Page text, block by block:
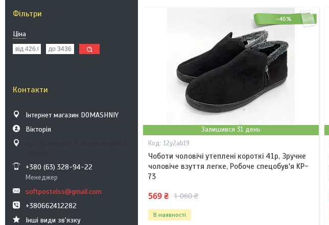
Фільтри
Ціна
Контакти
Інтернет магазин DOMASHNIY
Вікторія
+380 (63) 328-94-22
Менеджер
softpostelss@gmail.com
+380662412282
Інші види зв'язку
–46%
Залишився 31 день
12y2ab19
Чоботи чоловічі утеплені короткі 41р, Зручне
чоловіче взуття легке, Робоче спецобув'я KP-
73
569 ₴ 1 060 ₴
В наявності